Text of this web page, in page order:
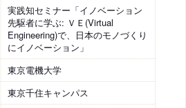
実践知セミナー「イノベーション
先駆者に学ぶ: ＶＥ(Virtual
Engineering)で、日本のモノづくり
にイノベーション」
東京電機大学
東京千住キャンパス